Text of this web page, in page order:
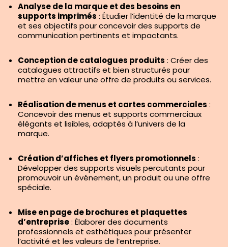
Analyse de la marque et des besoins en
supports imprimés : Étudier l’identité de la marque
et ses objectifs pour concevoir des supports de
communication pertinents et impactants.
Conception de catalogues produits : Créer des
catalogues attractifs et bien structurés pour
mettre en valeur une offre de produits ou services.
Réalisation de menus et cartes commerciales :
Concevoir des menus et supports commerciaux
élégants et lisibles, adaptés à l’univers de la
marque.
Création d’affiches et flyers promotionnels :
Développer des supports visuels percutants pour
promouvoir un événement, un produit ou une offre
spéciale.
Mise en page de brochures et plaquettes
d’entreprise: Élaborer des documents
professionnels et esthétiques pour présenter
l’activité et les valeurs de l’entreprise.